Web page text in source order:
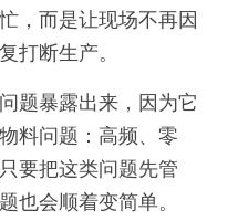
，而是让现场不再因
打断生产。
题暴露出来，因为它
料问题：高频、零
要把这类问题先管
也会顺着变简单。